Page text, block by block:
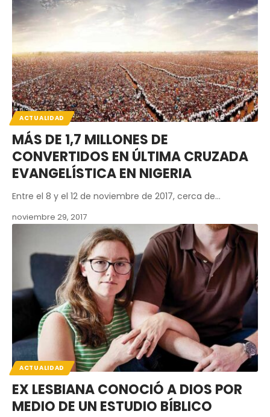
ACTUALIDAD
MÁS DE 1,7 MILLONES DE
CONVERTIDOS EN ÚLTIMA CRUZADA
EVANGELÍSTICA EN NIGERIA
Entre el 8 y el 12 de noviembre de 2017, cerca de…
noviembre 29, 2017
ACTUALIDAD
EX LESBIANA CONOCIÓ A DIOS POR
MEDIO DE UN ESTUDIO BÍBLICO